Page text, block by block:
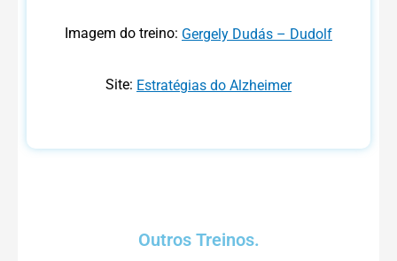
Imagem do treino: Gergely Dudás – Dudolf
Site: Estratégias do Alzheimer
Outros Treinos.